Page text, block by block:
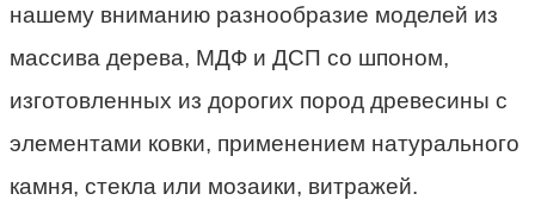
нашему вниманию разнообразие моделей из
массива дерева, МДФ и ДСП со шпоном,
изготовленных из дорогих пород древесины с
элементами ковки, применением натурального
камня, стекла или мозаики, витражей.